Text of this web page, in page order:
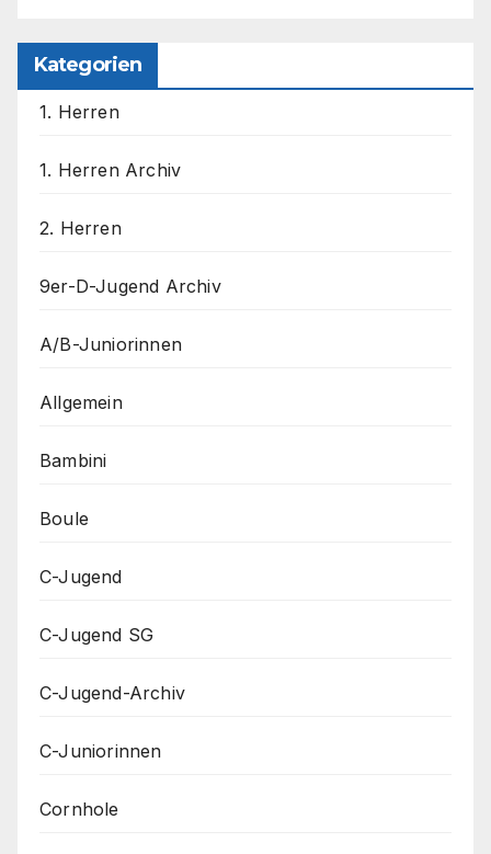
Kategorien
1. Herren
1. Herren Archiv
2. Herren
9er-D-Jugend Archiv
A/B-Juniorinnen
Allgemein
Bambini
Boule
C-Jugend
C-Jugend SG
C-Jugend-Archiv
C-Juniorinnen
Cornhole